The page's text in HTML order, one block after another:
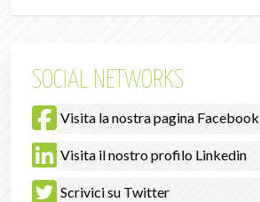
SOCIAL NETWORKS
Visita la nostra pagina Facebook
Visita il nostro profilo Linkedin
Scrivici su Twitter